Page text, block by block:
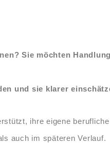
Sie möchten
und sie klarer
ihre eigene
auch im späteren Verlauf.